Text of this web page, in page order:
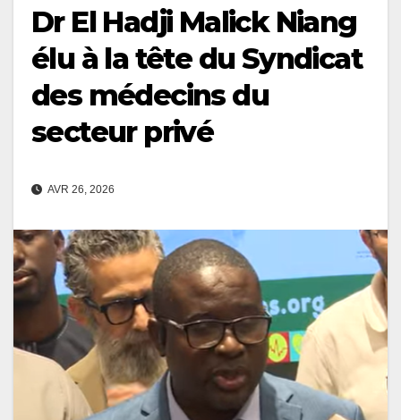
Dr El Hadji Malick Niang
élu à la tête du Syndicat
des médecins du
secteur privé
AVR 26, 2026